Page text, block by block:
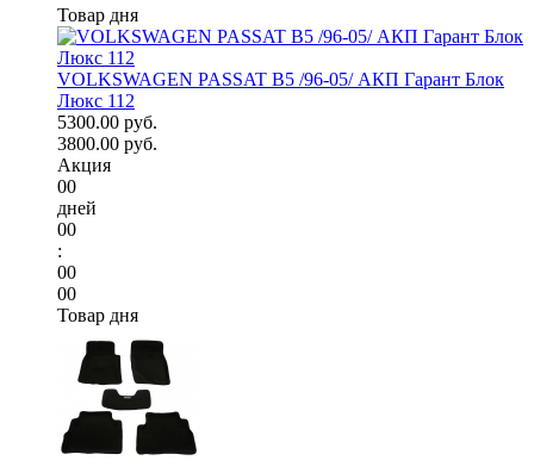
Товар дня
VOLKSWAGEN PASSAT B5 /96-05/ АКП Гарант Блок
Люкс 112
5300.00 руб.
3800.00 руб.
Акция
00
дней
00
:
00
00
Товар дня